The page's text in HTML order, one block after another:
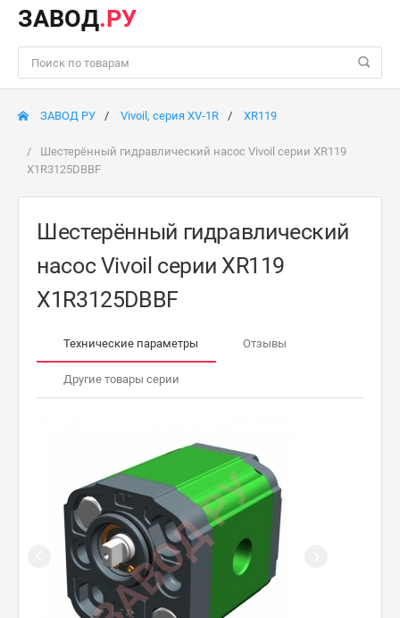
ЗАВОД.РУ
ЗАВОД РУ Vivoil, серия XV-1R XR119
Шестерённый гидравлический насос Vivoil серии XR119
X1R3125DBBF
Шестерённый гидравлический
насос Vivoil серии XR119
X1R3125DBBF
Технические параметры Отзывы
Другие товары серии